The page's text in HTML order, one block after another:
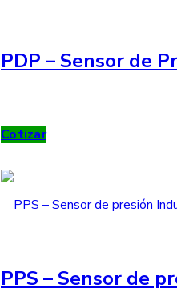
PDP – Sensor de
Cotizar
PPS – Sensor de